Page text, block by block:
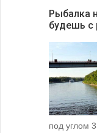
Рыбалка
будешь с
под углом